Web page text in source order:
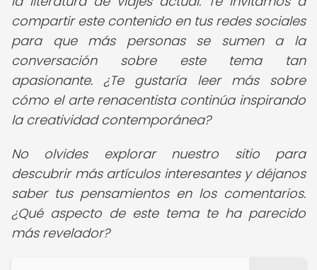
compartir este contenido en tus redes sociales
para que más personas se sumen a la
conversación sobre este tema tan
apasionante. ¿Te gustaría leer más sobre
cómo el arte renacentista continúa inspirando
la creatividad contemporánea?
No olvides explorar nuestro sitio para
descubrir más artículos interesantes y déjanos
saber tus pensamientos en los comentarios.
¿Qué aspecto de este tema te ha parecido
más revelador?